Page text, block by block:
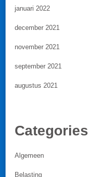
januari 2022
december 2021
november 2021
september 2021
augustus 2021
Categories
Algemeen
Belasting